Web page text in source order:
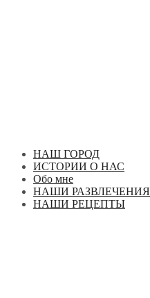
НАШ ГОРОД
ИСТОРИИ О НАС
Обо мне
НАШИ РАЗВЛЕЧЕНИЯ
НАШИ РЕЦЕПТЫ